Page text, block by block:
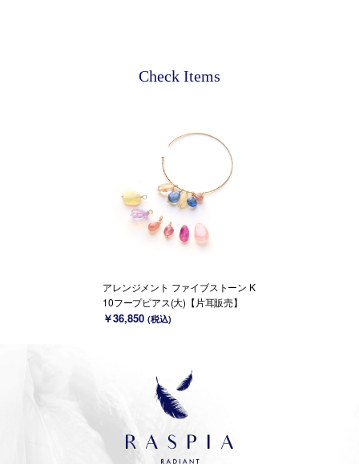
Check Items
アレンジメント ファイブストーン K
10フープピアス(大)【片耳販売】
￥36,850(税込)